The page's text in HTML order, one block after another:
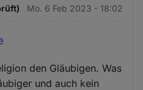
Mo. 6 Feb 2023 - 18:02
den Gläubigen. Was
und auch kein